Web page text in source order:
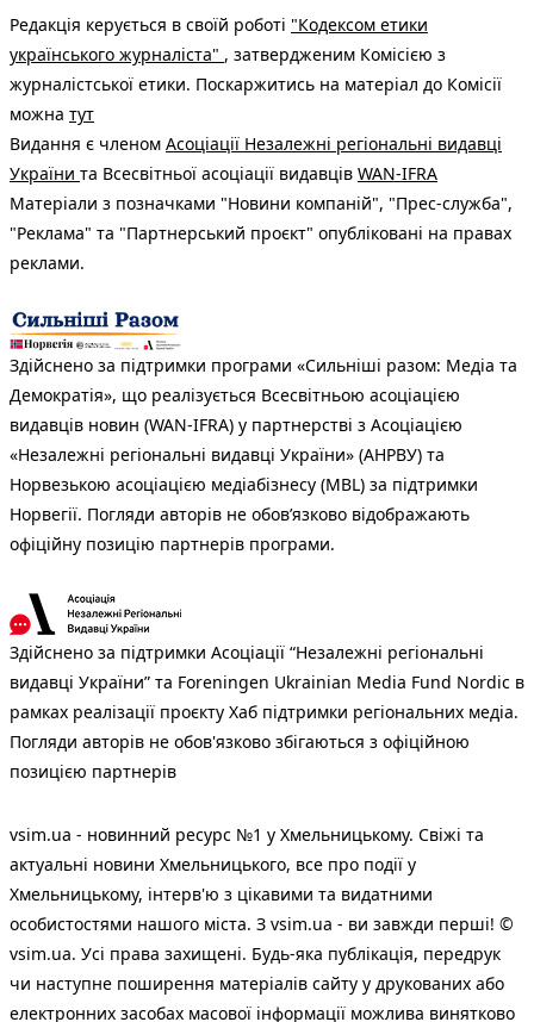
Редакція керується в своїй роботі "Кодексом етики
українського журналіста" , затвердженим Комісією з
журналістської етики. Поскаржитись на матеріал до Комісії
можна тут
Видання є членом Асоціації Незалежні регіональні видавці
України та Всесвітньої асоціації видавців WAN-IFRA
Матеріали з позначками "Новини компаній", "Прес-служба",
"Реклама" та "Партнерський проєкт" опубліковані на правах
реклами.
Здійснено за підтримки програми «Сильніші разом: Медіа та
Демократія», що реалізується Всесвітньою асоціацією
видавців новин (WAN-IFRA) у партнерстві з Асоціацією
«Незалежні регіональні видавці України» (АНРВУ) та
Норвезькою асоціацією медіабізнесу (MBL) за підтримки
Норвегії. Погляди авторів не обов’язково відображають
офіційну позицію партнерів програми.
Здійснено за підтримки Асоціації “Незалежні регіональні
видавці України” та Foreningen Ukrainian Media Fund Nordic в
рамках реалізації проєкту Хаб підтримки регіональних медіа.
Погляди авторів не обов'язково збігаються з офіційною
позицією партнерів
vsim.ua - новинний ресурс №1 у Хмельницькому. Свіжі та
актуальні новини Хмельницького, все про події у
Хмельницькому, інтерв'ю з цікавими та видатними
особистостями нашого міста. З vsim.ua - ви завжди перші! ©
vsim.ua. Усі права захищені. Будь-яка публiкацiя, передрук
чи наступне поширення матеріалів сайту у друкованих або
електронних засобах масової інформації можлива винятково